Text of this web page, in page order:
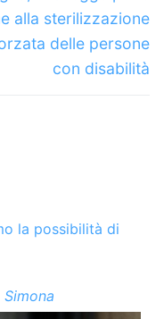
alla sterilizzazione
delle persone
con disabilità
la possibilità di
Simona